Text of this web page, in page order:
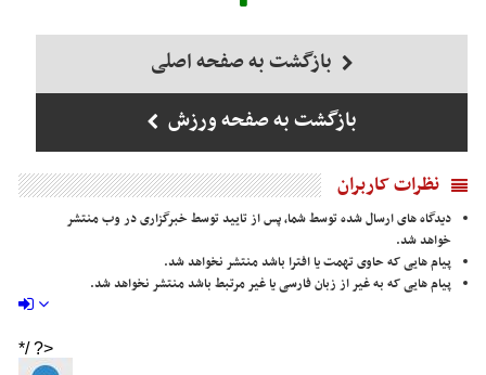
بازگشت به صفحه اصلی
بازگشت به صفحه ورزش
نظرات کاربران
دیدگاه های ارسال شده توسط شما، پس از تایید توسط خبرگزاری در وب منتشر
خواهد شد.
پیام هایی که حاوی تهمت یا افترا باشد منتشر نخواهد شد.
پیام هایی که به غیر از زبان فارسی یا غیر مرتبط باشد منتشر نخواهد شد.